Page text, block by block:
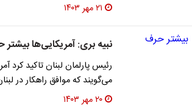
۲۱ مهر ۱۴۰۳
نبیه بری: آمریکایی‌ها
رئیس پارلمان لبنان تاکید کرد
می‌گویند که موافق راهکار در
۲۰ مهر ۱۴۰۳